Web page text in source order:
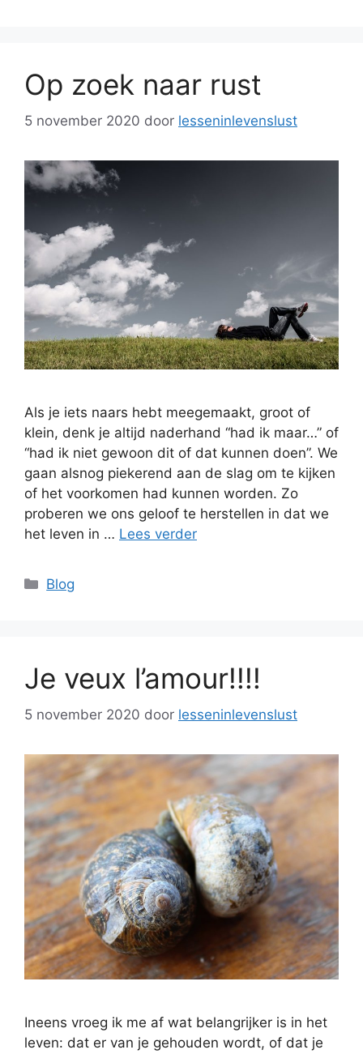
Op zoek naar rust
5 november 2020 door lesseninlevenslust
Als je iets naars hebt meegemaakt, groot of
klein, denk je altijd naderhand “had ik maar…” of
“had ik niet gewoon dit of dat kunnen doen”. We
gaan alsnog piekerend aan de slag om te kijken
of het voorkomen had kunnen worden. Zo
proberen we ons geloof te herstellen in dat we
het leven in … Lees verder
Categorieën
Blog
Je veux l’amour!!!!
5 november 2020 door lesseninlevenslust
Ineens vroeg ik me af wat belangrijker is in het
leven: dat er van je gehouden wordt, of dat je